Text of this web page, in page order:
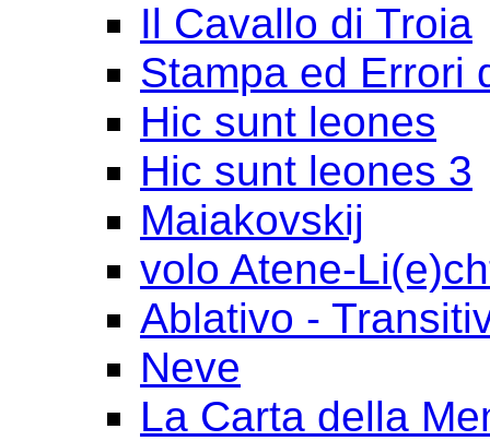
Il Cavallo di Troia
Stampa ed Errori
Hic sunt leones
Hic sunt leones 3
Maiakovskij
volo Atene-
Ablativo -
Neve
La Carta della